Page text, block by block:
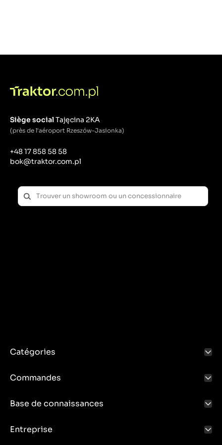
Siège socialTajęcina 2KA
(près de l'aéroport Rzeszów-Jasionka)
+48 17 858 58 58
bok@traktor.com.pl
Catégories
Commandes
Base de connaissances
Entreprise